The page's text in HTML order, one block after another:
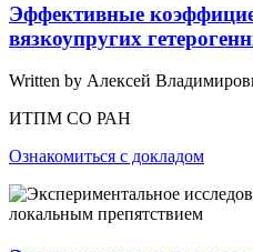
Эффективные
вязкоупругих
Written by Алексей
ИТПМ СО РАН
Ознакомиться с докладом